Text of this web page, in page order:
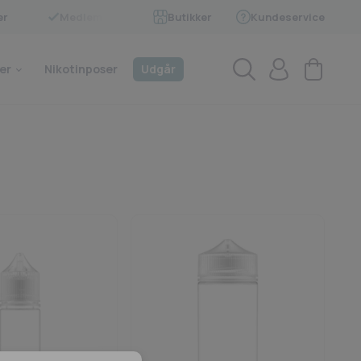
4.9 på Trustpilot
Butikker Kundeservice
Nikotinposer Udgår